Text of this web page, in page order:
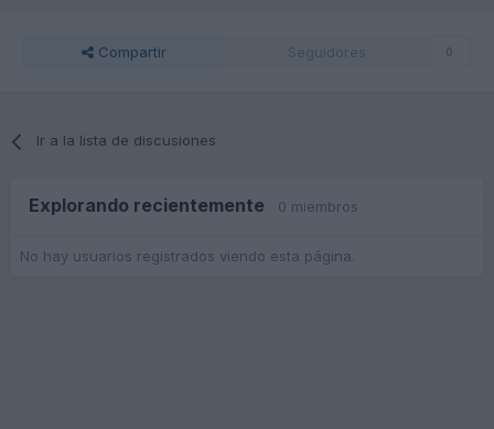
Compartir Seguidores 0
Ir a la lista de discusiones
Explorando recientemente 0 miembros
No hay usuarios registrados viendo esta página.